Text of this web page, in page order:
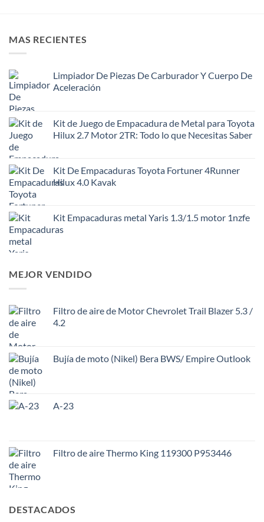
MAS RECIENTES
Limpiador De Piezas De Carburador Y Cuerpo De
Aceleración
Kit de Juego de Empacadura de Metal para Toyota
Hilux 2.7 Motor 2TR: Todo lo que Necesitas Saber
Kit De Empacaduras Toyota Fortuner 4Runner
Hilux 4.0 Kavak
Kit Empacaduras metal Yaris 1.3/1.5 motor 1nzfe
MEJOR VENDIDO
Filtro de aire de Motor Chevrolet Trail Blazer 5.3 /
4.2
Bujía de moto (Nikel) Bera BWS/ Empire Outlook
A-23
Filtro de aire Thermo King 119300 P953446
DESTACADOS